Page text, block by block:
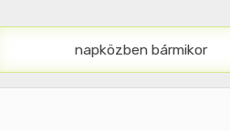
napközben bármikor